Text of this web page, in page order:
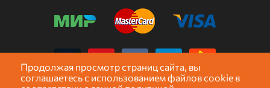
Карта сайта
Продолжая просмотр страниц сайта, вы
соглашаетесь с использованием файлов cookie в